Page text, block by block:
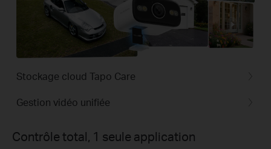
Stockage cloud Tapo Care
Gestion vidéo unifiée
Contrôle total, 1 seule application